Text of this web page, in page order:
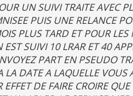
UN SUIVI TRAITE AVEC
PUIS UNE RELANCE
PLUS TARD ET POUR
EST SUIVI 10 LRAR ET 40
PART EN PSEUDO
LA DATE A LAQUELLE VOUS
EFFET DE FAIRE CROIRE